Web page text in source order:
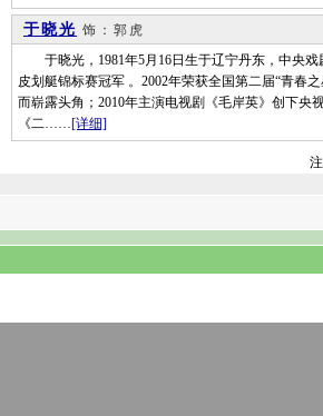
于晓光 饰：郭虎
于晓光，1981年5月16日生于辽宁丹东，中央戏
皮划艇锦标赛冠军 。2002年荣获全国第二届“青春
而崭露头角；2010年主演电视剧《毛岸英》创下央
《二……[详细]